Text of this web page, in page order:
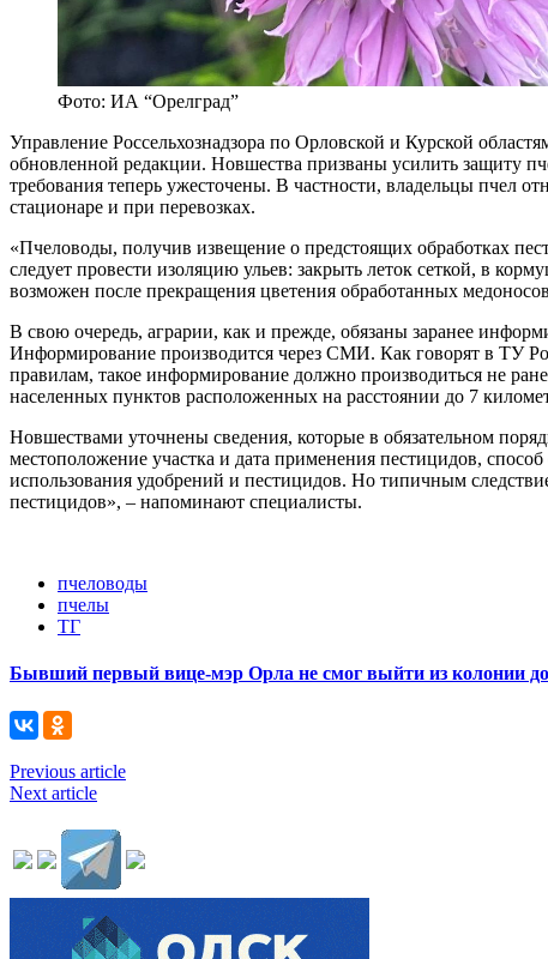
Фото: ИА “Орелград”
Управление Россельхознадзора по Орловской и Курской
обновленной редакции. Новшества призваны усилить защиту
требования теперь ужесточены. В частности, владельцы пчел
стационаре и при перевозках.
«Пчеловоды, получив извещение о предстоящих обработках
следует провести изоляцию ульев: закрыть леток сеткой, в
возможен после прекращения цветения обработанных
В свою очередь, аграрии, как и прежде, обязаны заранее
Информирование производится через СМИ. Как говорят в ТУ
правилам, такое информирование должно производиться не
населенных пунктов расположенных на расстоянии до 7
Новшествами уточнены сведения, которые в обязательном
местоположение участка и дата применения пестицидов,
использования удобрений и пестицидов. Но типичным
пестицидов», – напоминают специалисты.
пчеловоды
пчелы
ТГ
Бывший первый вице-мэр Орла не смог выйти из колонии
Previous article
Next article